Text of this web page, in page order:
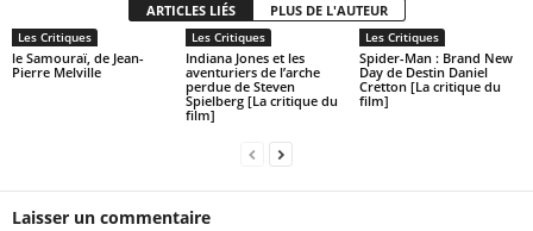
ARTICLES LIÉS PLUS DE L'AUTEUR
Les Critiques
le Samouraï, de Jean-
Pierre Melville
Les Critiques
Indiana Jones et les
aventuriers de l’arche
perdue de Steven
Spielberg [La critique du
film]
Les Critiques
Spider-Man : Brand New
Day de Destin Daniel
Cretton [La critique du
film]
Laisser un commentaire